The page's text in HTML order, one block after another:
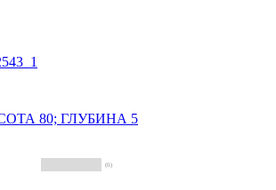
80; ГЛУБИНА 5
(0)